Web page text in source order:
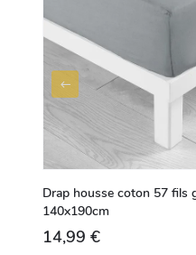
Drap housse coton 57 fils
140x190cm
14,99 €